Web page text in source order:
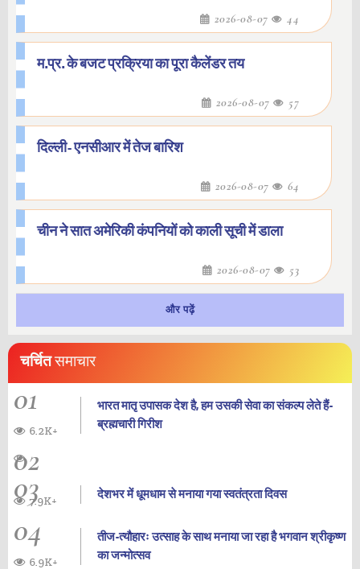
2026-08-07 44
म.प्र. के बजट प्रक्रिया का पूरा कैलेंडर तय
2026-08-07 57
दिल्ली- एनसीआर में तेज बारिश
2026-08-07 64
चीन ने सात अमेरिकी कंपनियों को काली सूची में डाला
2026-08-07 53
और पढ़ें
चर्चितसमाचार
01
भारत मातृ उपासक देश है, हम उसकी सेवा का संकल्प लेते हैं-
ब्रह्मचारी गिरीश
6.2K+
02
03 देशभर में धूमधाम से मनाया गया स्वतंत्रता दिवस
7.9K+
04
तीज-त्यौहारः उत्साह के साथ मनाया जा रहा है भगवान श्रीकृष्ण
का जन्‍मोत्‍सव
6.9K+